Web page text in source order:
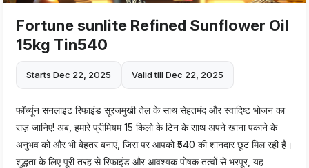
Fortune sunlite Refined Sunflower Oil
15kg Tin540
Starts Dec 22, 2025 Valid till Dec 22, 2025
फॉर्च्यून सनलाइट रिफाइंड सूरजमुखी तेल के साथ सेहतमंद और स्वादिष्ट भोजन का
राज़ जानिए! अब, हमारे प्रीमियम 15 किलो के टिन के साथ अपने खाना पकाने के
अनुभव को और भी बेहतर बनाएं, जिस पर आपको ₹540 की शानदार छूट मिल रही है।
शुद्धता के लिए पूरी तरह से रिफाइंड और आवश्यक पोषक तत्वों से भरपूर, यह